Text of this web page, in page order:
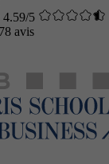
4.59/5
78 avis